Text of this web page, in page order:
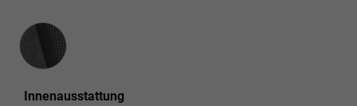
Innenausstattung
Innenausstattung